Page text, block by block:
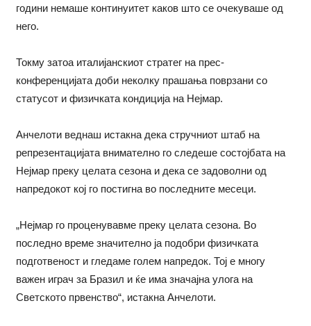
години немаше континуитет каков што се очекуваше од
него.
Токму затоа италијанскиот стратег на прес-
конференцијата доби неколку прашања поврзани со
статусот и физичката кондиција на Нејмар.
Анчелоти веднаш истакна дека стручниот штаб на
репрезентацијата внимателно го следеше состојбата на
Нејмар преку целата сезона и дека се задоволни од
напредокот кој го постигна во последните месеци.
„Нејмар го проценувавме преку целата сезона. Во
последно време значително ја подобри физичката
подготвеност и гледаме голем напредок. Тој е многу
важен играч за Бразил и ќе има значајна улога на
Светското првенство“, истакна Анчелоти.